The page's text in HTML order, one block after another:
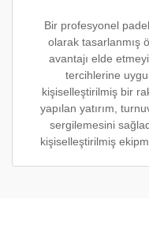
Bir profesyonel
olarak tasarlanmış
avantajı elde
tercihlerine
kişiselleştirilmiş bir
yapılan yatırım,
sergilemesini
kişiselleştirilmiş